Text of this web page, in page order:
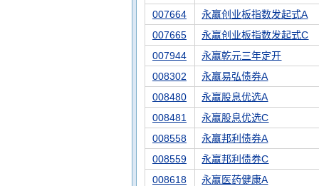
007664
永赢创业板指数发起式A
007665
永赢创业板指数发起式C
007944
永赢乾元三年定开
008302
永赢易弘债券A
008480
永赢股息优选A
008481
永赢股息优选C
008558
永赢邦利债券A
008559
永赢邦利债券C
008618
永赢医药健康A